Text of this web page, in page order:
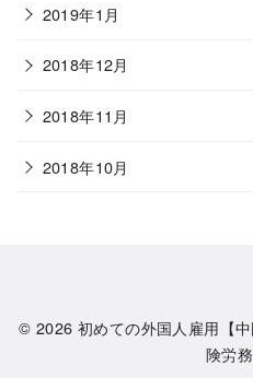
2019年1月
2018年12月
2018年11月
2018年10月
© 2026 初めての外国人雇用【
険労務